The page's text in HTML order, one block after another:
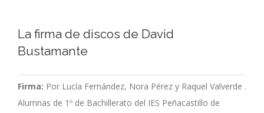
La firma de discos de David
Bustamante
Firma: Por Lucía Fernández, Nora Pérez y Raquel Valverde .
Alumnas de 1º de Bachillerato del IES Peñacastillo de